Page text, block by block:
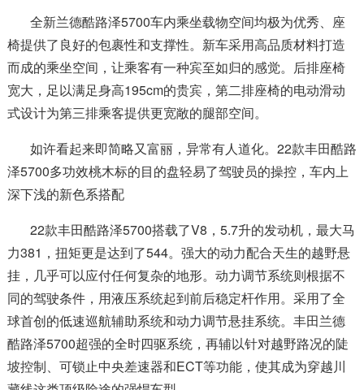
全新兰德酷路泽5700车内乘坐载物空间均极为优秀、座
椅提供了良好的包裹性和支撑性。新车采用高品质材料打造
而成的乘坐空间，让乘客有一种宾至如归的感觉。后排座椅
宽大，足以满足身高195cm的贵宾，第二排座椅的电动滑动
式设计为第三排乘客提供更宽敞的腿部空间。
如许看起来即简略又富丽，异常有人道化。22款丰田酷路
泽5700多功效桃木标的目的盘轻易了驾驶员的操控，车内上
深下浅的新色系搭配
22款丰田酷路泽5700搭载了V8，5.7升的发动机，最大马
力381，扭矩更是达到了544。强大的动力配合天生的越野悬
挂，几乎可以应付任何复杂的地形。动力调节系统则根据不
同的驾驶条件，用液压系统起到前后稳定杆作用。采用了全
球首创的低速巡航辅助系统和动力调节悬挂系统。丰田兰德
酷路泽5700超强的全时四驱系统，再辅以针对越野路况的陡
坡控制、可锁止中央差速器和ECT等功能，使其成为穿越川